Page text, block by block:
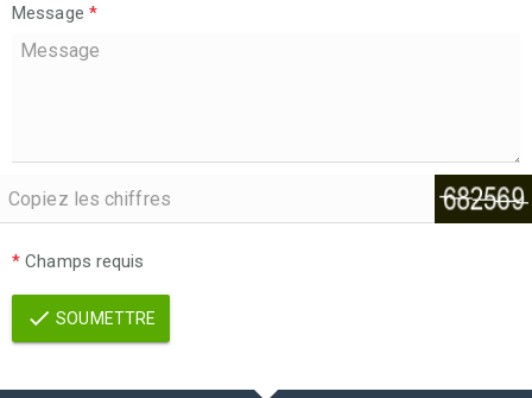
Message *
* Champs requis
SOUMETTRE